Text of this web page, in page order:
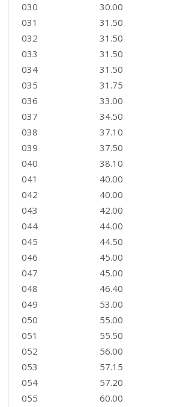
030
30.00
031
31.50
032
31.50
033
31.50
034
31.50
035
31.75
036
33.00
037
34.50
038
37.10
039
37.50
040
38.10
041
40.00
042
40.00
043
42.00
044
44.00
045
44.50
046
45.00
047
45.00
048
46.40
049
53.00
050
55.00
051
55.50
052
56.00
053
57.15
054
57.20
055
60.00